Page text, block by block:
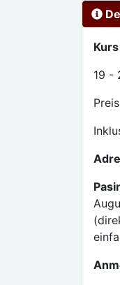
19 -